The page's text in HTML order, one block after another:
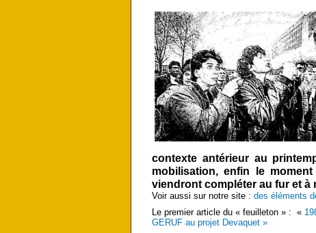
contexte antérieur au
mobilisation, enfin le
viendront compléter au fur et à
Voir aussi sur notre site : des éléments
Le premier article du « feuilleton » : «
GERUF au projet Devaquet »